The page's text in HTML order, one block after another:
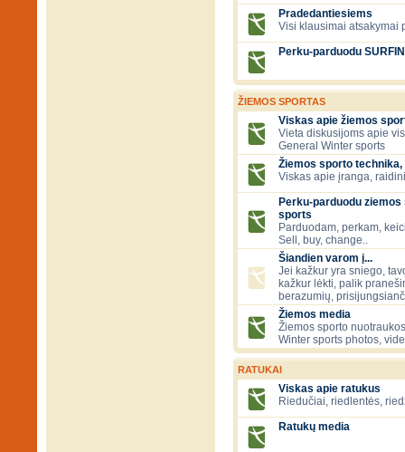
Pradedantiesiems
Visi klausimai atsakymai
Perku-parduodu
ŽIEMOS SPORTAS
Viskas apie žiemos
Vieta diskusijoms apie
General Winter sports
Žiemos sporto
Viskas apie įranga,
Perku-parduodu
sports
Parduodam, perkam,
Sell, buy, change..
Šiandien varom į...
Jei kažkur yra sniego,
kažkur lėkti, palik
berazumių,
Žiemos media
Žiemos sporto
Winter sports photos,
RATUKAI
Viskas apie ratukus
Riedučiai, riedlentės,
Ratukų media